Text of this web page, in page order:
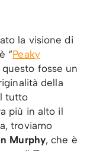
la visione di
“Peaky
fosse un
della
tutto
più in alto il
troviamo
Murphy, che è